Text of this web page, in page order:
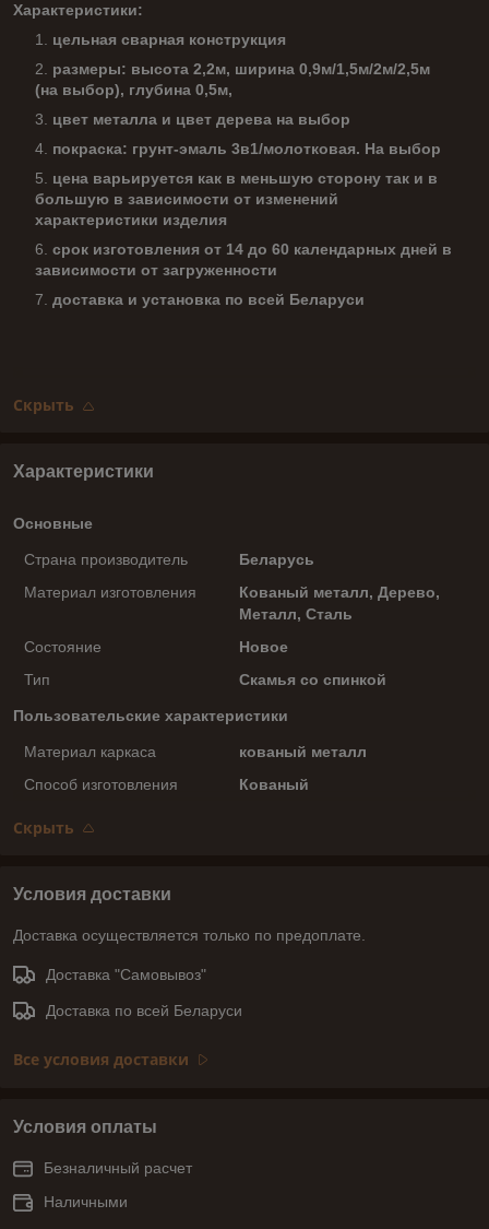
Характеристики:
цельная сварная конструкция
размеры: высота 2,2м, ширина 0,9м/1,5м/2м/2,5м
(на выбор), глубина 0,5м,
цвет металла и цвет дерева на выбор
покраска: грунт-эмаль 3в1/молотковая. На выбор
цена варьируется как в меньшую сторону так и в
большую в зависимости от изменений
характеристики изделия
срок изготовления от 14 до 60 календарных дней в
зависимости от загруженности
доставка и установка по всей Беларуси
Скрыть
Характеристики
Основные
Страна производитель
Беларусь
Материал изготовления
Кованый металл, Дерево,
Металл, Сталь
Состояние
Новое
Тип
Скамья со спинкой
Пользовательские характеристики
Материал каркаса
кованый металл
Способ изготовления
Кованый
Скрыть
Условия доставки
Доставка осуществляется только по предоплате.
Доставка "Самовывоз"
Доставка по всей Беларуси
Все условия доставки
Условия оплаты
Безналичный расчет
Наличными